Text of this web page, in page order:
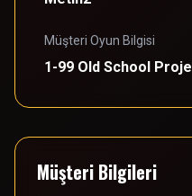
Müşteri Oyun Bilgisi
1-99 Old School Proje
Müşteri Bilgileri